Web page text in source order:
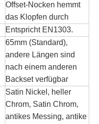
Offset-Nocken hemmt
das Klopfen durch
Entspricht EN1303.
65mm (Standard),
andere Längen sind
nach einem anderen
Backset verfügbar
Satin Nickel, heller
Chrom, Satin Chrom,
antikes Messing, antike